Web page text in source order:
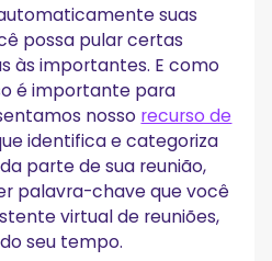
suas
possa pular certas
às importantes. E como
é importante para
nosso recurso de
identifica e categoriza
parte de sua reunião,
palavra-chave que você
virtual de reuniões,
seu tempo.